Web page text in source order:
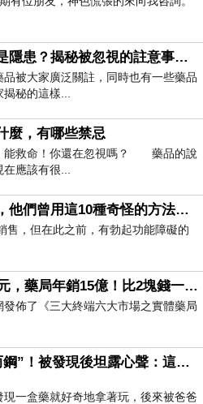
他達拉非口服，是良藥還是隱患？揭秘被忽視的註意事項！
被大家廣泛關註，同時也有一些藥品
秘的這樣...
麼，有哪些禁忌
能救命！你還在忽視嗎？ 藥品的說
應該有很...
太奇葩瞭！偉哥發明之前，他們曾用這10種奇怪的方法，來治療陽痿
售，但在此之前，有勃起功能障礙的
國產“威而鋼”金戈每片10元，藥局年銷15億！比2塊錢一片的更好嗎
佈了《三大終端六大市場之實體藥局
67歲老人用私密藥物“威而鋼”！被發現後坦露心聲：這是救命的藥
一盒藥就好奇地拿著玩，後來被爸爸